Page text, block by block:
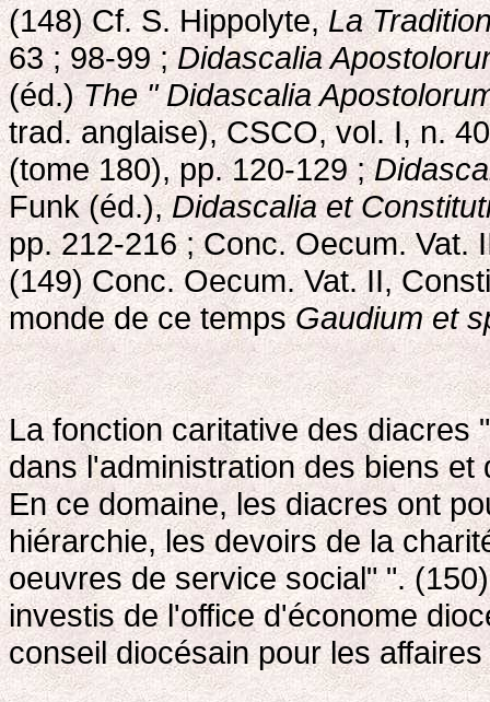
(148) Cf. S. Hippolyte,La
63 ; 98-99 ;Didascalia
(éd.)The " Didascalia
trad. anglaise), CSCO, vol. I, n.
(tome 180), pp. 120-129 ;
Funk (éd.),Didascalia et
pp. 212-216 ; Conc. Oecum. Vat.
(149) Conc. Oecum. Vat. II,
monde de ce tempsGaudium et
La fonction caritative des diacres
dans l'administration des biens
En ce domaine, les diacres ont
hiérarchie, les devoirs de la
oeuvres de service social" ".
investis de l'office d'économe
conseil diocésain pour les